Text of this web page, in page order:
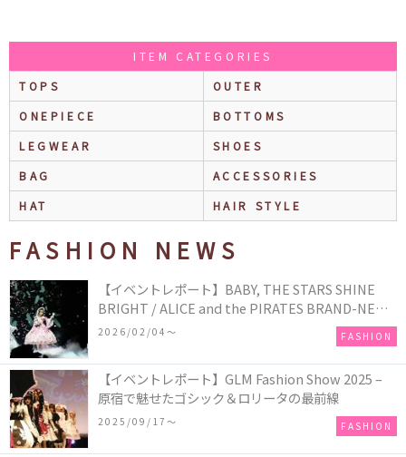
ITEM CATEGORIES
TOPS
OUTER
ONEPIECE
BOTTOMS
LEGWEAR
SHOES
BAG
ACCESSORIES
HAT
HAIR STYLE
FASHION NEWS
【イベントレポート】BABY, THE STARS SHINE
BRIGHT / ALICE and the PIRATES BRAND-NEW
COLLECTION in TOKYO
2026/02/04〜 FASHION
【イベントレポート】GLM Fashion Show 2025 –
原宿で魅せたゴシック＆ロリータの最前線
2025/09/17〜 FASHION